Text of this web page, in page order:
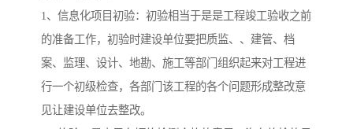
1、信息化项目初验：初验相当于是是工程竣工验收之前
的准备工作，初验时建设单位要把质监、、建管、档
案、监理、设计、地勘、施工等部门组织起来对工程进
行一个初级检查，各部门该工程的各个问题形成整改意
见让建设单位去整改。